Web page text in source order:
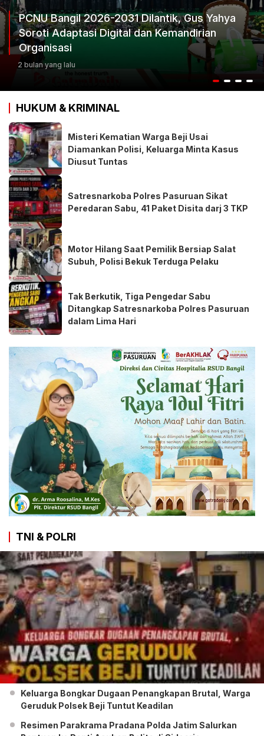
Ketum Progib Dorong Rapimwil Jatim
Keputusan Terbaik
3 bulan yang lalu
HUKUM & KRIMINAL
Misteri Kematian Warga Beji Usai
Diamankan Polisi, Keluarga Minta Kasus
Diusut Tuntas
Satresnarkoba Polres Pasuruan Sikat
Peredaran Sabu, 41 Paket Disita darj 3 TKP
Motor Hilang Saat Pemilik Bersiap Salat
Subuh, Polisi Bekuk Terduga Pelaku
Tak Berkutik, Tiga Pengedar Sabu
Ditangkap Satresnarkoba Polres Pasuruan
dalam Lima Hari
TNI & POLRI
Keluarga Bongkar Dugaan Penangkapan Brutal, Warga
Geruduk Polsek Beji Tuntut Keadilan
Resimen Parakrama Pradana Polda Jatim Salurkan